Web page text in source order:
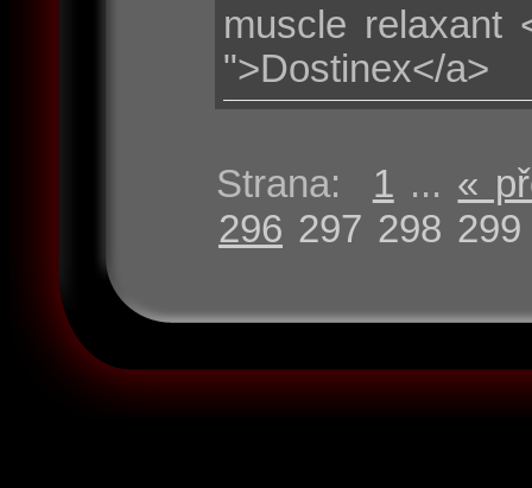
muscle relaxant
">Dostinex</a>
Strana: 1 ... «
296 297 298 299